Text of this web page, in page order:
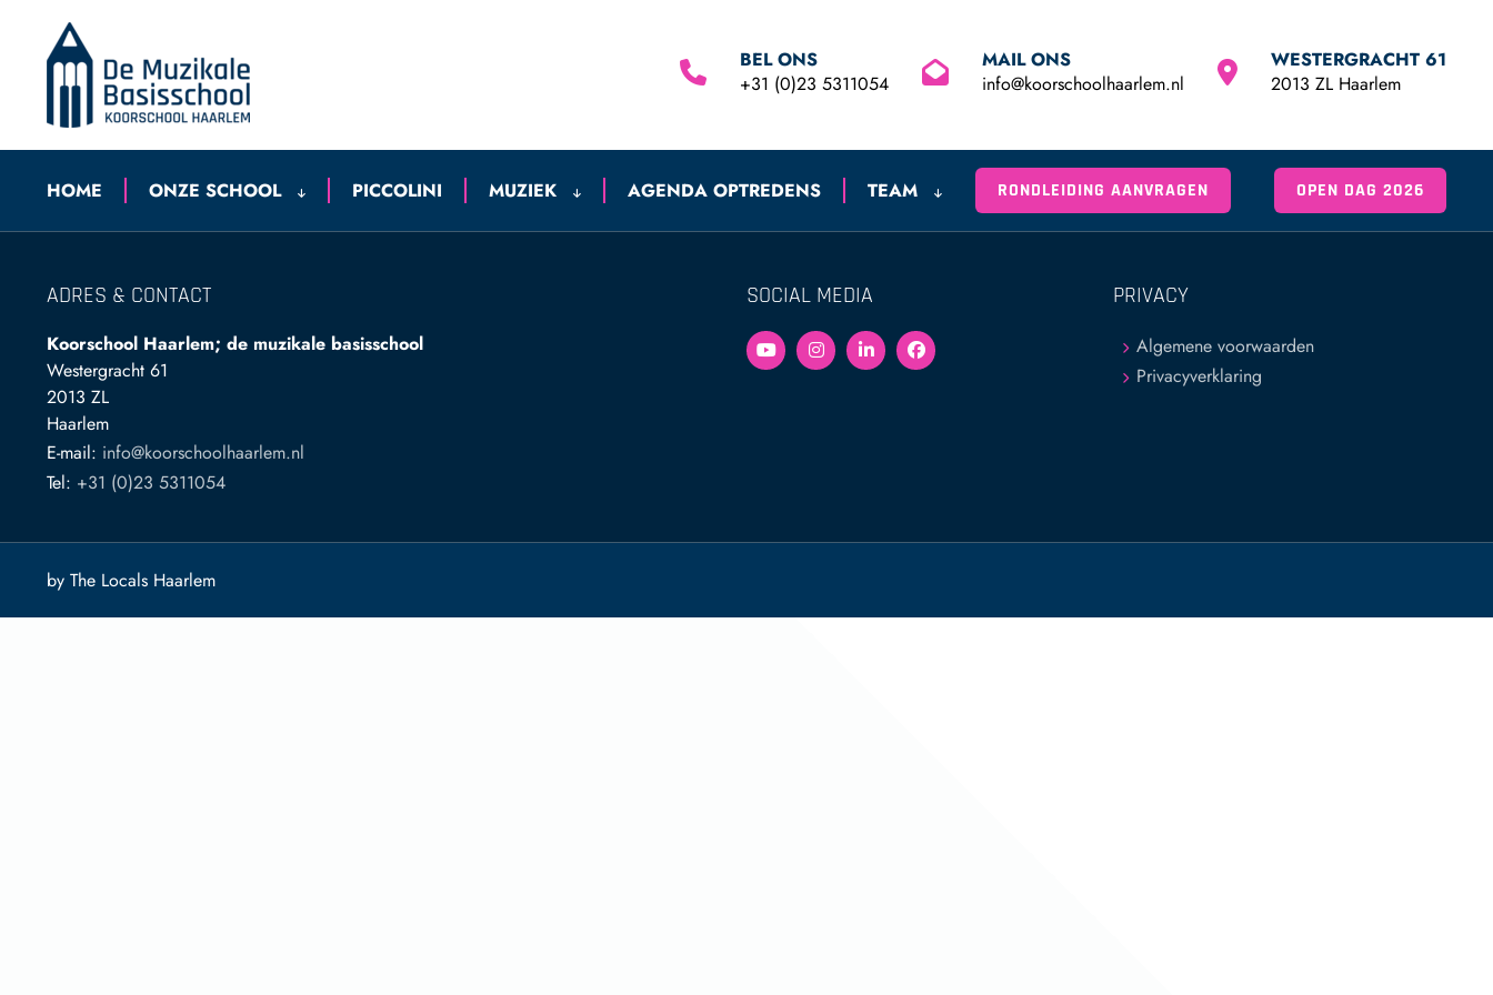
BEL ONS
+31 (0)23 5311054
MAIL ONS
info@koorschoolhaarlem.nl
WESTERGRACHT 61
2013 ZL Haarlem
HOME ONZE SCHOOL PICCOLINI MUZIEK AGENDA OPTREDENS TEAM RONDLEIDING AANVRAGEN OPEN DAG 2026
ADRES & CONTACT
Koorschool Haarlem; de muzikale basisschool
Westergracht 61
2013 ZL
Haarlem
E-mail: info@koorschoolhaarlem.nl
Tel: +31 (0)23 5311054
SOCIAL MEDIA PRIVACY
Algemene voorwaarden
Privacyverklaring
by The Locals Haarlem